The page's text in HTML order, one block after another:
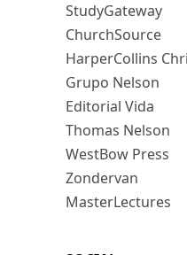
StudyGateway
ChurchSource
HarperCollins
Grupo Nelson
Editorial Vida
Thomas Nelson
WestBow Press
Zondervan
MasterLectures